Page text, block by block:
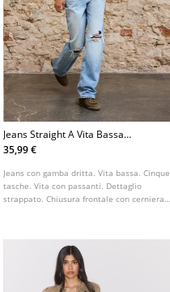
Jeans Straight A Vita Bassa
Con Strappi
35,99 €
Jeans con gamba dritta. Vita bassa. Cinque
tasche. Vita con passanti. Dettaglio
strappato. Chiusura frontale con cerniera